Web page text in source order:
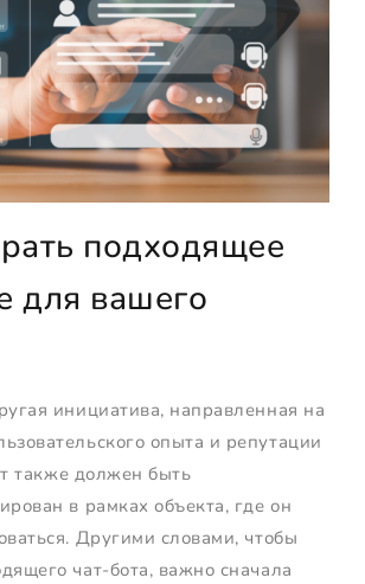
подходящее
для вашего
инициатива, направленная на
опыта и репутации
также должен быть
в рамках объекта, где он
Другими словами, чтобы
чат-бота, важно сначала